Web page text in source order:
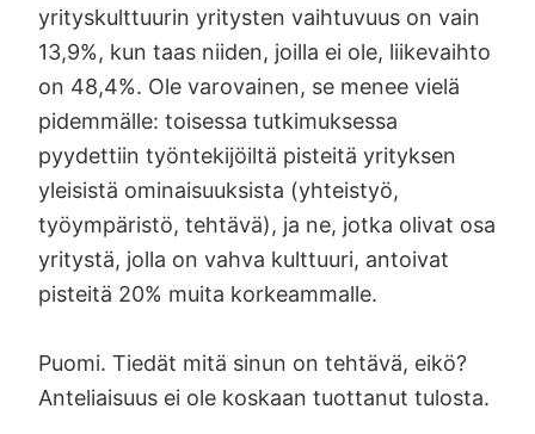
yrityskulttuurin yritysten vaihtuvuus on vain
13,9%, kun taas niiden, joilla ei ole, liikevaihto
on 48,4%. Ole varovainen, se menee vielä
pidemmälle: toisessa tutkimuksessa
pyydettiin työntekijöiltä pisteitä yrityksen
yleisistä ominaisuuksista (yhteistyö,
työympäristö, tehtävä), ja ne, jotka olivat osa
yritystä, jolla on vahva kulttuuri, antoivat
pisteitä 20% muita korkeammalle.
Puomi. Tiedät mitä sinun on tehtävä, eikö?
Anteliaisuus ei ole koskaan tuottanut tulosta.